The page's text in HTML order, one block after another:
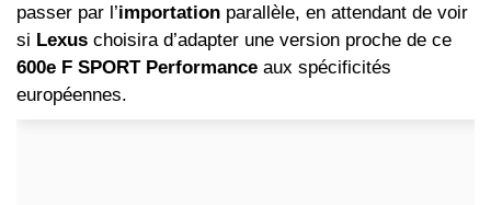
passer par l’importation parallèle, en attendant de voir
si Lexus choisira d’adapter une version proche de ce
600e F SPORT Performance aux spécificités
européennes.